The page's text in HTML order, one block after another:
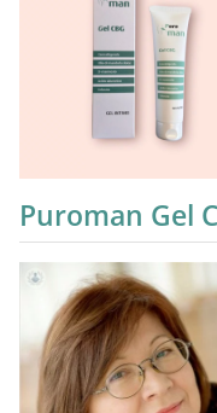
Puroman Gel